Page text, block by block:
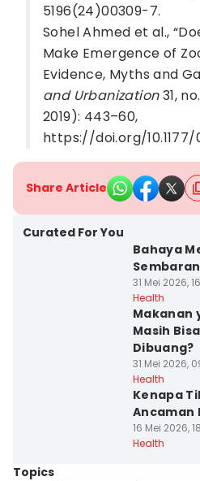
5196(24)00309-7.
Sohel Ahmed et al.,
Make Emergence of
Evidence, Myths and
and Urbanization31,
2019): 443–60,
https://doi.org/10.1177/
Share Article
Curated For You
Bahaya
31 Mei 2026,
Health
Makanan
Masih
Dibuang?
31 Mei 2026,
Health
Kenapa
Ancaman
16 Mei 2026,
Health
Topics